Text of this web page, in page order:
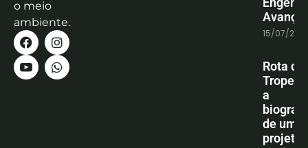
o meio
ambiente.
15/07/
Rota
a
de um
projeto